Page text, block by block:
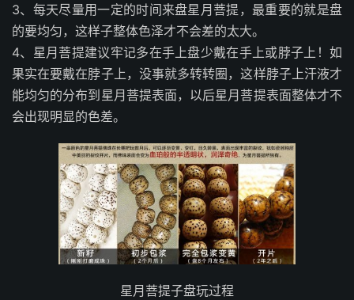
3、每天尽量用一定的时间来盘星月菩提，最重要的就是盘
的要均匀，这样子整体色泽才不会差的太大。
4、星月菩提建议牢记多在手上盘少戴在手上或脖子上！如
果实在要戴在脖子上，没事就多转转圈，这样脖子上汗液才
能均匀的分布到星月菩提表面，以后星月菩提表面整体才不
会出现明显的色差。
星月菩提子盘玩过程